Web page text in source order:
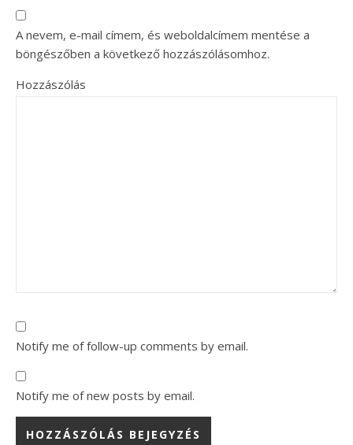
A nevem, e-mail címem, és weboldalcímem mentése a
böngészőben a következő hozzászólásomhoz.
Hozzászólás
Notify me of follow-up comments by email.
Notify me of new posts by email.